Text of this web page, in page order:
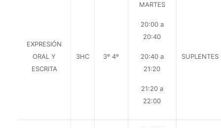
EXPRESIÓN
ORAL Y
ESCRITA
3HC 3º 4º
MARTES
20:00 a
20:40
20:40 a
21:20
21:20 a
22:00
SUPLENTES